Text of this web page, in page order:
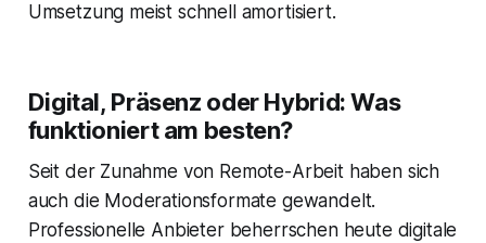
Umsetzung meist schnell amortisiert.
Digital, Präsenz oder Hybrid: Was
funktioniert am besten?
Seit der Zunahme von Remote-Arbeit haben sich
auch die Moderationsformate gewandelt.
Professionelle Anbieter beherrschen heute digitale